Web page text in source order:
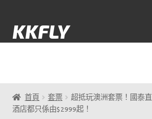
to
to
KKFLY
首頁 套票
超抵玩澳洲套票！國泰
酒店都只係由$2999起！